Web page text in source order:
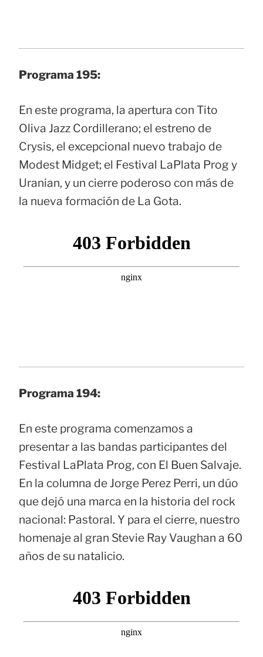
Programa 195:
En este programa, la apertura con Tito
Oliva Jazz Cordillerano; el estreno de
Crysis, el excepcional nuevo trabajo de
Modest Midget; el Festival LaPlata Prog y
Uranian, y un cierre poderoso con más de
la nueva formación de La Gota.
Programa 194:
En este programa comenzamos a
presentar a las bandas participantes del
Festival LaPlata Prog, con El Buen Salvaje.
En la columna de Jorge Perez Perri, un dúo
que dejó una marca en la historia del rock
nacional: Pastoral. Y para el cierre, nuestro
homenaje al gran Stevie Ray Vaughan a 60
años de su natalicio.